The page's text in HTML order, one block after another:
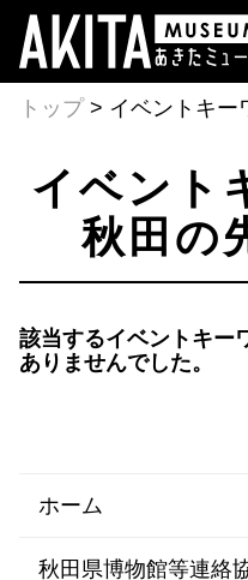
トップ> イベントキー
イベント
秋田の
該当するイベントキー
ありませんでした。
ホーム
秋田県博物館等連絡